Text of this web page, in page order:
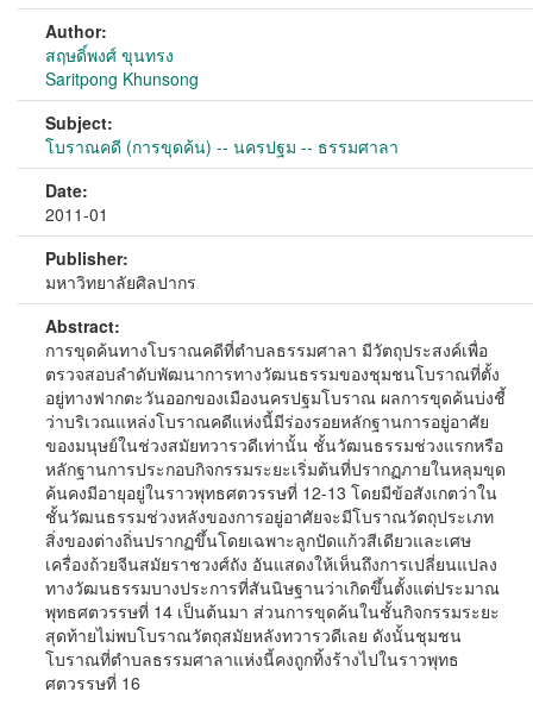
Author:
สฤษดิ์พงศ์ ขุนทรง
Saritpong Khunsong
Subject:
โบราณคดี (การขุดค้น) -- นครปฐม -- ธรรมศาลา
Date:
2011-01
Publisher:
มหาวิทยาลัยศิลปากร
Abstract:
การขุดค้นทางโบราณคดีที่ตำบลธรรมศาลา มีวัตถุประสงค์เพื่อ
ตรวจสอบลำดับพัฒนาการทางวัฒนธรรมของชุมชนโบราณที่ตั้ง
อยู่ทางฟากตะวันออกของเมืองนครปฐมโบราณ ผลการขุดค้นบ่งชี้
ว่าบริเวณแหล่งโบราณคดีแห่งนี้มีร่องรอยหลักฐานการอยู่อาศัย
ของมนุษย์ในช่วงสมัยทวารวดีเท่านั้น ชั้นวัฒนธรรมช่วงแรกหรือ
หลักฐานการประกอบกิจกรรมระยะเริ่มต้นที่ปรากฏภายในหลุมขุด
ค้นคงมีอายุอยู่ในราวพุทธศตวรรษที่ 12-13 โดยมีข้อสังเกตว่าใน
ชั้นวัฒนธรรมช่วงหลังของการอยู่อาศัยจะมีโบราณวัตถุประเภท
สิ่งของต่างถิ่นปรากฏขึ้นโดยเฉพาะลูกปัดแก้วสีเดียวและเศษ
เครื่องถ้วยจีนสมัยราชวงศ์ถัง อันแสดงให้เห็นถึงการเปลี่ยนแปลง
ทางวัฒนธรรมบางประการที่สันนิษฐานว่าเกิดขึ้นตั้งแต่ประมาณ
พุทธศตวรรษที่ 14 เป็นต้นมา ส่วนการขุดค้นในชั้นกิจกรรมระยะ
สุดท้ายไม่พบโบราณวัตถุสมัยหลังทวารวดีเลย ดังนั้นชุมชน
โบราณที่ตำบลธรรมศาลาแห่งนี้คงถูกทิ้งร้างไปในราวพุทธ
ศตวรรษที่ 16